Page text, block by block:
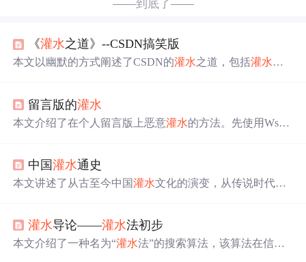
——到底了——
《灌水之道》--CSDN搞笑版
本文以幽默的方式阐述了CSDN的灌水之道，包括灌水语
率的关系，以及灌水
留言版的灌水
本文介绍了在个人留言版上恶意灌水的方法。先使用Wsoc
做留言本灌水机的思路，用多个控件获取内容，通过winso
ck控件提交实现恶意灌水。
中国灌水通史
本文讲述了从古至今中国灌水文化的演变，从传说时代的
水 文化有不解之缘，唐朝更是将
准。
灌水导论——灌水法初步
本文介绍了一种名为“灌水法”的搜索算法，该算法在信息